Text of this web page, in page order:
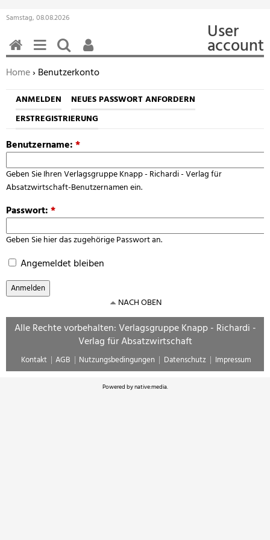
Samstag, 08.08.2026
User
account
Sie befinden sich hier:
Home› Benutzerkonto
ANMELDEN
NEUES PASSWORT ANFORDERN
ERSTREGISTRIERUNG
Benutzername:*
Geben Sie Ihren Verlagsgruppe Knapp - Richardi - Verlag für
Absatzwirtschaft-Benutzernamen ein.
Passwort:*
Geben Sie hier das zugehörige Passwort an.
Angemeldet bleiben
HOMEMENÜSUCHEN
BENUTZERFUNKTIONEN
NACH OBEN
Alle Rechte vorbehalten: Verlagsgruppe Knapp - Richardi -
Verlag für Absatzwirtschaft
Kontakt AGB Nutzungsbedingungen Datenschutz Impressum
Powered bynative:media.